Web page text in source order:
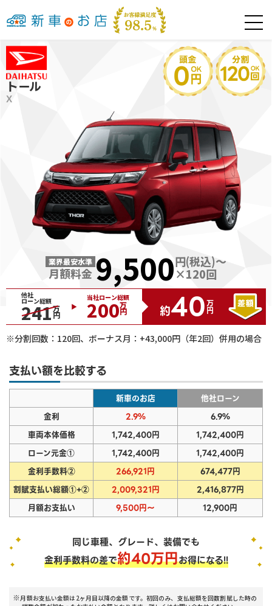
トール
X
業界最安水準
月額料金 9,500円(税込)～
×120回
他社
ローン総額
241万円
当社ローン総額
200万円 約40万円
※分割回数： 120回、ボーナス月：+43,000円（年2回）併用の場合
支払い額を比較する
新車のお店
他社ローン
金利
2.9%
6.9%
車両本体価格
1,742,400円
1,742,400円
ローン元金①
1,742,400円
1,742,400円
金利手数料②
266,921円
674,477円
割賦支払い総額①+②
2,009,321円
2,416,877円
月額お支払い
9,500円～ 12,900円
同じ車種、グレード、装備でも
金利手数料の差で約40万円お得になる!!
月額お支払い金額は2ヶ月目以降の金額です。初回のみ、支払総額を回数割賦した時の